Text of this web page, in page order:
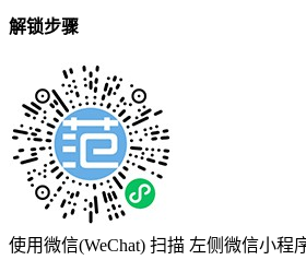
解锁步骤
使用微信(WeChat) 扫描 左侧微信小程